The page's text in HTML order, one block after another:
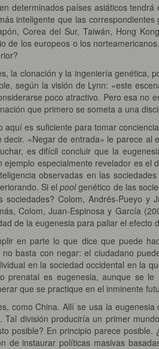
determinados países asiáticos
inteligente que las
Corea del Sur, Taiwán, Hong
los europeos o los
la clonación y la ingeniería genética,
según la visión de Lynn: «este
poco atractivo. Pero esa no
que primero se someta a una
es suficiente para tomar
«Negar de entrada» le parece
es difícil concluir que la
especialmente revelador es
observadas en las
Si elpoolgenético de las
Colom, Andrés-Pueyo y
Colom, Juan-Espinosa y García
de la eugenesia para paliar el efecto
en parte lo que dice que puede
basta con negar: el ciudadano
en la sociedad occidental en la
es eugenesia, aunque se
que se practique en el inminente
como China. Allí se usa la
división produciría un primer
posible? En principio parece
de instaurar políticas masivas